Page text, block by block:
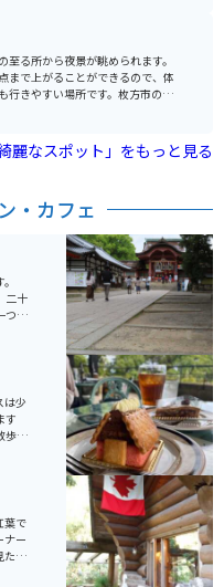
至る所から夜景が眺められます。
まで上がることができるので、体
行きやすい場所です。枚方市の夜
いスポットです。
麗なスポット」をもっと見る
・カフェ
二十
つと
の
リ
は少
す
歩す
術
葉で
ナー
た目
ェ